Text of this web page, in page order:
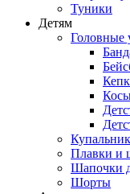
Туники
Детям
Головные
Плавки и
Шапочки
Шорты